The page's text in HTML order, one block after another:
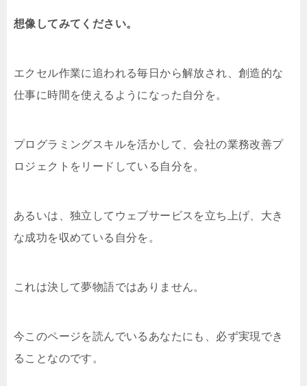
想像してみてください。
エクセル作業に追われる毎日から解放され、創造的な
仕事に時間を使えるようになった自分を。
プログラミングスキルを活かして、会社の業務改善プ
ロジェクトをリードしている自分を。
あるいは、独立してウェブサービスを立ち上げ、大き
な成功を収めている自分を。
これは決して夢物語ではありません。
今このページを読んでいるあなたにも、必ず実現でき
ることなのです。